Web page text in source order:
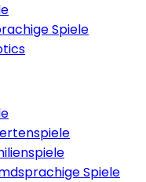
Spiele
Spiele